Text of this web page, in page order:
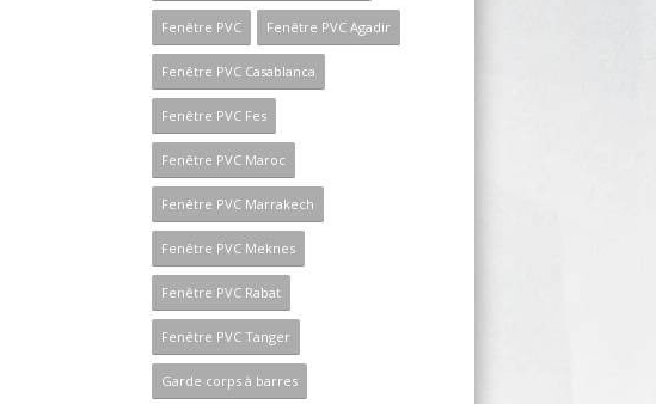
Fenêtre PVC Fenêtre PVC Agadir
Fenêtre PVC Casablanca
Fenêtre PVC Fes
Fenêtre PVC Maroc
Fenêtre PVC Marrakech
Fenêtre PVC Meknes
Fenêtre PVC Rabat
Fenêtre PVC Tanger
Garde corps à barres